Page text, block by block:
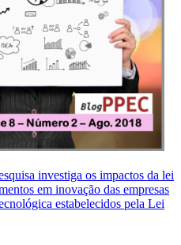
investiga os impactos da lei
em inovação das empresas
estabelecidos pela Lei